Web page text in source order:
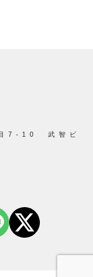
目7-10 武智ビ